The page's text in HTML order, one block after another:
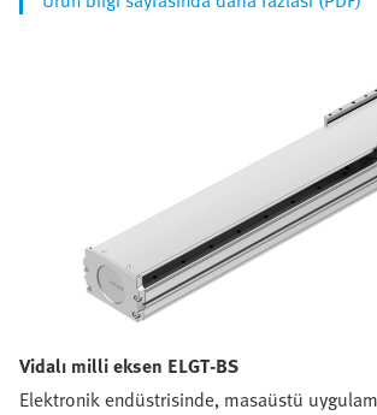
Vidalı milli eksen ELGT-BS
Elektronik endüstrisinde, masaüstü